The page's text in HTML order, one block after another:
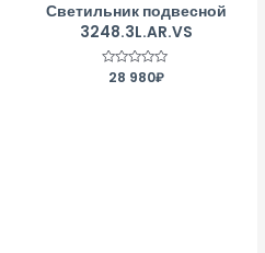
Светильник подвесной
3248.3L.AR.VS
Оценка
28 980₽